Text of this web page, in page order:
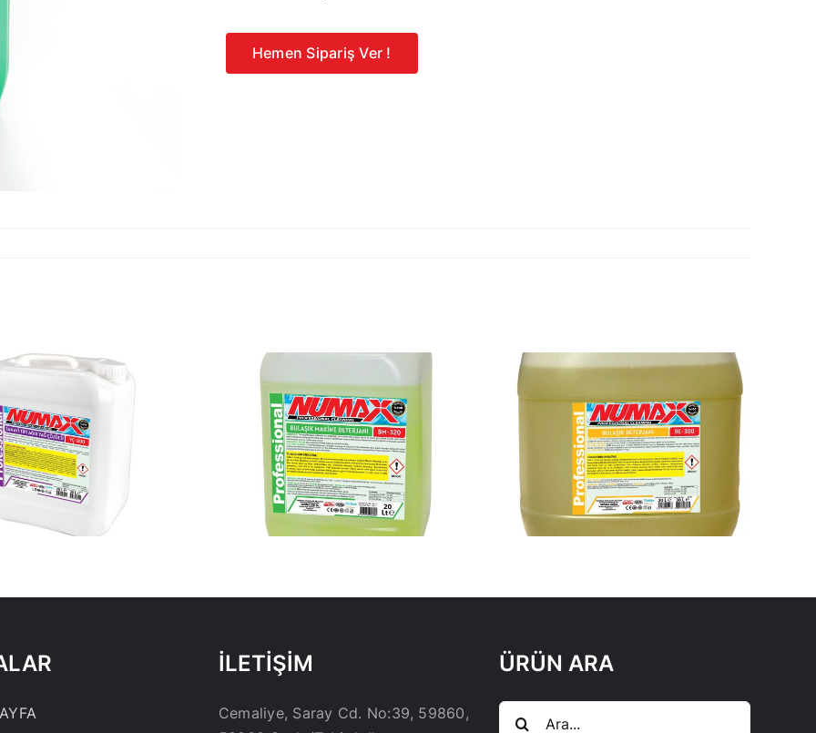
Hemen Sipariş Ver !
BULAŞIK MAKİNA
DETERJANI 30KG
BULAŞIK
DETERJANI 30KG
İLETİŞİM
Cemaliye, Saray Cd. No:39, 59860,
ÜRÜN ARA
Ara: